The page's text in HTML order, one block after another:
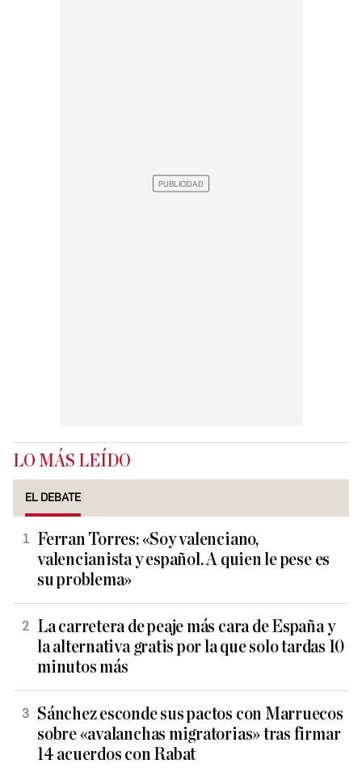
LO MÁS LEÍDO
EL DEBATE
Ferran Torres: «Soy valenciano,
valencianista y español. A quien le pese es
su problema»
La carretera de peaje más cara de España y
la alternativa gratis por la que solo tardas 10
minutos más
Sánchez esconde sus pactos con Marruecos
sobre «avalanchas migratorias» tras firmar
14 acuerdos con Rabat